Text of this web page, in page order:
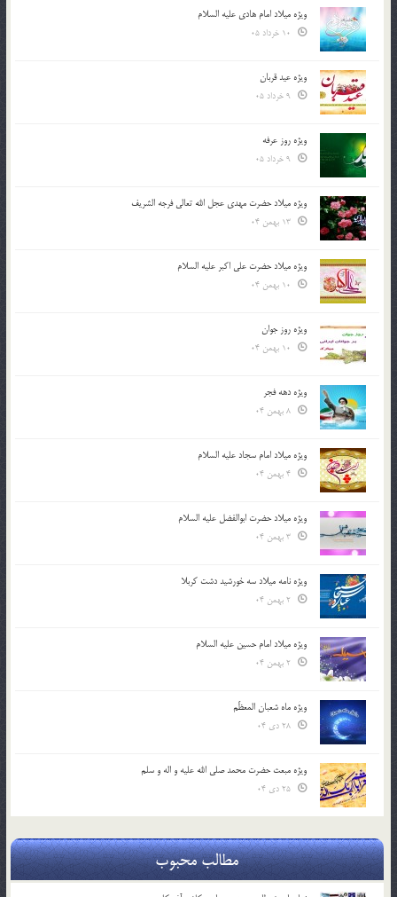
ویژه میلاد امام هادی علیه السلام
ویژه عید قربان
ویژه روز عرفه
ویژه میلاد حضرت مهدی عجل الله تعالی فرجه الشريف
ویژه میلاد حضرت علی اکبر علیه السلام
ویژه روز جوان
ویژه دهه فجر
ویژه میلاد امام سجاد علیه السلام
ویژه میلاد حضرت ابوالفضل علیه السلام
ویژه نامه میلاد سه خورشید دشت کربلا
ویژه میلاد امام حسین علیه السلام
ویژه ماه شعبان المعظّم
ویژه مبعث حضرت محمد صلی الله علیه و اله و سلم
مطالب محبوب